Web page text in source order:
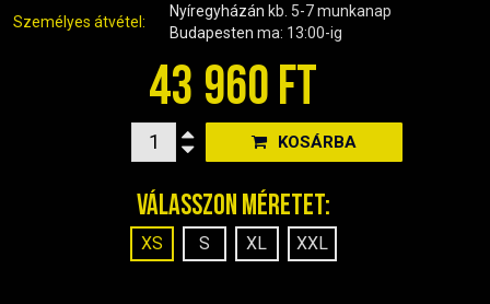
KORMÁNY ÉS ALKATRÉSZEI
KXD QUAD ÉS DIRT BIKE ALKATRÉSZEK
LÁNCKEREKEK, LÁNCOK
MOTORBLOKK KOMPLETT
SZERSZÁMOK
RUHÁZAT, VÉDŐFELSZERELÉSEK
SZŰRŐK ÉS TARTOZÉKAIK
Személyes átvétel:
Nyíregyházán kb. 5-7 munkanap
Budapesten ma: 13:00-ig
43 960 FT
KOSÁRBA
Válasszon méretet:
XS S XL XXL